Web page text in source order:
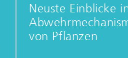
Neuste Einblicke
von Pflanzen